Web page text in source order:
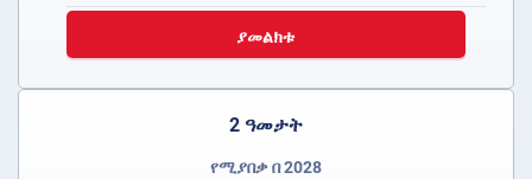
ያመልክቱ
2 ዓመታት
የሚያበቃ በ 2028